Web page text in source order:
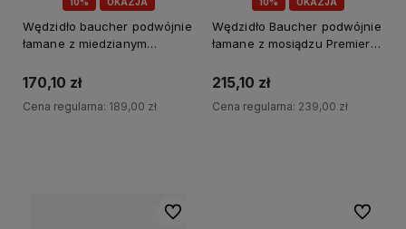
Wędzidło baucher podwójnie
łamane z miedzianym
170,10 zł
Cena regularna: 189,00 zł
Wędzidło Baucher podwójnie
łamane z mosiądzu Premier
215,10 zł
Cena regularna: 239,00 zł
Do ulubionych Do